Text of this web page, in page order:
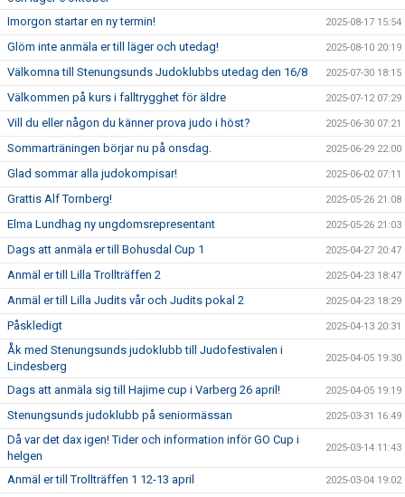
Imorgon startar en ny termin!
2025-08-17 15:54
Glöm inte anmäla er till läger och utedag! 2025-08-10 20:19
Välkomna till Stenungsunds Judoklubbs utedag den 16/8 2025-07-30 18:15
Välkommen på kurs i falltrygghet för äldre 2025-07-12 07:29
Vill du eller någon du känner prova judo i höst? 2025-06-30 07:21
Sommarträningen börjar nu på onsdag. 2025-06-29 22:00
Glad sommar alla judokompisar! 2025-06-02 07:11
Grattis Alf Tornberg! 2025-05-26 21:08
Elma Lundhag ny ungdomsrepresentant 2025-05-26 21:03
Dags att anmäla er till Bohusdal Cup 1 2025-04-27 20:47
Anmäl er till Lilla Trollträffen 2 2025-04-23 18:47
Anmäl er till Lilla Judits vår och Judits pokal 2 2025-04-23 18:29
Påskledigt 2025-04-13 20:31
Åk med Stenungsunds judoklubb till Judofestivalen i
Lindesberg
2025-04-05 19:30
Dags att anmäla sig till Hajime cup i Varberg 26 april! 2025-04-05 19:19
Stenungsunds judoklubb på seniormässan 2025-03-31 16:49
Då var det dax igen! Tider och information inför GO Cup i
helgen
2025-03-14 11:43
Anmäl er till Trollträffen 1 12-13 april 2025-03-04 19:02